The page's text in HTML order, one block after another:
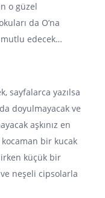
o güzel
da O’na
edecek…
sayfalarca yazılsa
doyulmayacak ve
aşkınız en
bir kucak
küçük bir
neşeli cipsolarla